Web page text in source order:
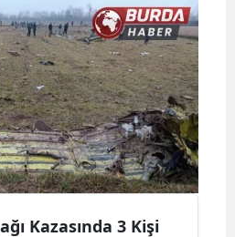
Kazasında 3 Kişi